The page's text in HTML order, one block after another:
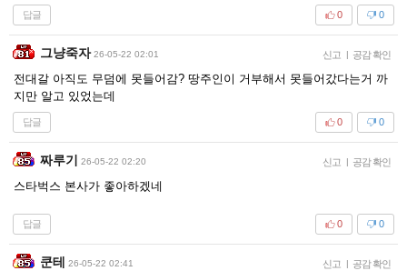
답글 0
0
그냥죽자 26-05-22 02:01 신고 | 공감 확인
전대갈 아직도 무덤에 못들어감? 땅주인이 거부해서 못들어갔다는거 까
지만 알고 있었는데
답글 0
0
짜루기 26-05-22 02:20 신고 | 공감 확인
스타벅스 본사가 좋아하겠네
답글 0
0
쿤테 26-05-22 02:41 신고 | 공감 확인